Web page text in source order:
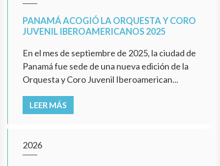
PANAMÁ ACOGIÓ LA ORQUESTA Y CORO
JUVENIL IBEROAMERICANOS 2025
En el mes de septiembre de 2025, la ciudad de
Panamá fue sede de una nueva edición de la
Orquesta y Coro Juvenil Iberoamerican...
LEER MÁS
2026